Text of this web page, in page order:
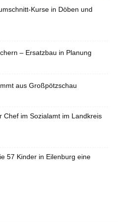
Kurse in Döben und
– Ersatzbau in Planung
aus Großpötzschau
Chef im Sozialamt im Landkreis
57 Kinder in Eilenburg eine